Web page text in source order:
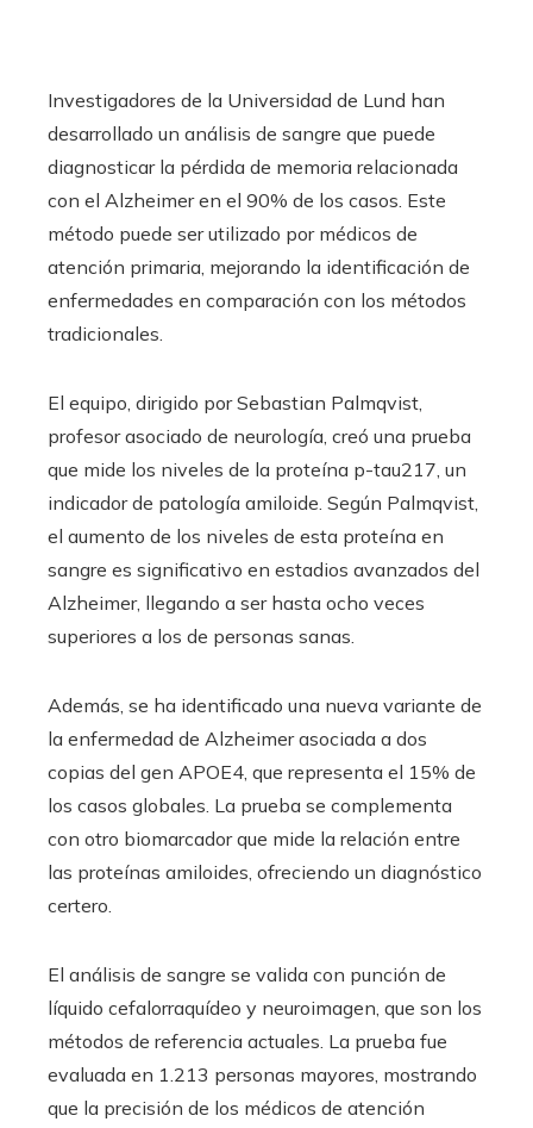
Investigadores de la Universidad de Lund han
desarrollado un análisis de sangre que puede
diagnosticar la pérdida de memoria relacionada
con el Alzheimer en el 90% de los casos. Este
método puede ser utilizado por médicos de
atención primaria, mejorando la identificación de
enfermedades en comparación con los métodos
tradicionales.
El equipo, dirigido por Sebastian Palmqvist,
profesor asociado de neurología, creó una prueba
que mide los niveles de la proteína p-tau217, un
indicador de patología amiloide. Según Palmqvist,
el aumento de los niveles de esta proteína en
sangre es significativo en estadios avanzados del
Alzheimer, llegando a ser hasta ocho veces
superiores a los de personas sanas.
Además, se ha identificado una nueva variante de
la enfermedad de Alzheimer asociada a dos
copias del gen APOE4, que representa el 15% de
los casos globales. La prueba se complementa
con otro biomarcador que mide la relación entre
las proteínas amiloides, ofreciendo un diagnóstico
certero.
El análisis de sangre se valida con punción de
líquido cefalorraquídeo y neuroimagen, que son los
métodos de referencia actuales. La prueba fue
evaluada en 1.213 personas mayores, mostrando
que la precisión de los médicos de atención